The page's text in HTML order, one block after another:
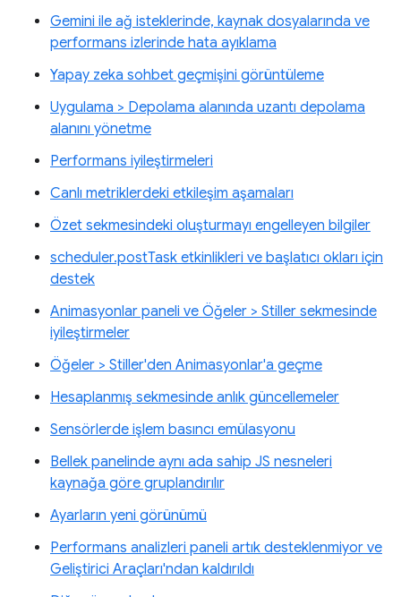
Gemini ile ağ isteklerinde, kaynak dosyalarında ve
performans izlerinde hata ayıklama
Yapay zeka sohbet geçmişini görüntüleme
Uygulama > Depolama alanında uzantı depolama
alanını yönetme
Performans iyileştirmeleri
Canlı metriklerdeki etkileşim aşamaları
Özet sekmesindeki oluşturmayı engelleyen bilgiler
scheduler.postTask etkinlikleri ve başlatıcı okları için
destek
Animasyonlar paneli ve Öğeler > Stiller sekmesinde
iyileştirmeler
Öğeler > Stiller'den Animasyonlar'a geçme
Hesaplanmış sekmesinde anlık güncellemeler
Sensörlerde işlem basıncı emülasyonu
Bellek panelinde aynı ada sahip JS nesneleri
kaynağa göre gruplandırılır
Ayarların yeni görünümü
Performans analizleri paneli artık desteklenmiyor ve
Geliştirici Araçları'ndan kaldırıldı